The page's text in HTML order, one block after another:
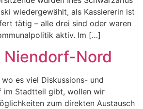
wiedergewählt, als Kassiererin ist
tätig – alle drei sind oder waren
aktiv. Im […]
Niendorf-Nord
wo es viel Diskussions- und
im Stadtteil gibt, wollen wir
zum direkten Austausch